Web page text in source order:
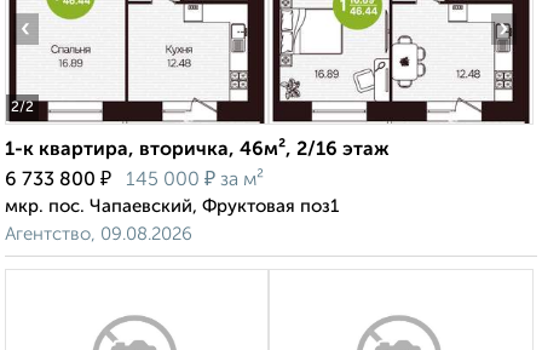
2/2
‹ ›
1-к квартира, вторичка, 46м², 2/16 этаж
6 733 800 ₽ 145 000 ₽ за м²
мкр. пос. Чапаевский, Фруктовая поз1
Агентство, 09.08.2026